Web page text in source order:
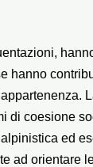
coesione
ed
ad